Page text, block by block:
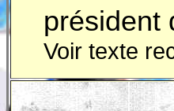
président
Voir texte